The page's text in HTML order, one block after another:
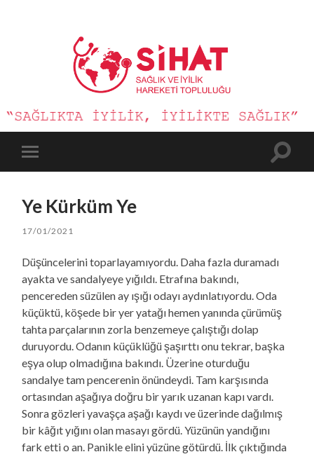
Sağlık
ve
İyilik
mobile
Toggle
Ye Kürküm Ye
17/01/2021
Düşüncelerini toparlayamıyordu. Daha fazla duramadı
ayakta ve sandalyeye yığıldı. Etrafına bakındı,
pencereden süzülen ay ışığı odayı aydınlatıyordu. Oda
küçüktü, köşede bir yer yatağı hemen yanında çürümüş
tahta parçalarının zorla benzemeye çalıştığı dolap
duruyordu. Odanın küçüklüğü şaşırttı onu tekrar, başka
eşya olup olmadığına bakındı. Üzerine oturduğu
sandalye tam pencerenin önündeydi. Tam karşısında
ortasından aşağıya doğru bir yarık uzanan kapı vardı.
Sonra gözleri yavaşça aşağı kaydı ve üzerinde dağılmış
bir kâğıt yığını olan masayı gördü. Yüzünün yandığını
fark etti o an. Panikle elini yüzüne götürdü. İlk çıktığında